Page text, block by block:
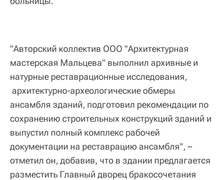
"Авторский коллектив ООО "Архитектурная
мастерская Мальцева" выполнил архивные и
натурные реставрационные исследования,
архитектурно-археологические обмеры
ансамбля зданий, подготовил рекомендации по
сохранению строительных конструкций зданий и
выпустил полный комплекс рабочей
документации на реставрацию ансамбля", –
отметил он, добавив, что в здании предлагается
разместить Главный дворец бракосочетания